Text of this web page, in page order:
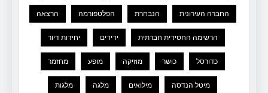
החברה העירונית הנבחרת הפלטפורמה הרצאה
הרשימה החסידית חברתית ידידים יחידות דיור
כדורסל כושר מוזיקה מופע מחזמר
מיטל הנדסה מילואים מלגה מלגות